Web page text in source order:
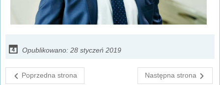
Opublikowano: 28 styczeń 2019
Poprzedna strona Następna strona